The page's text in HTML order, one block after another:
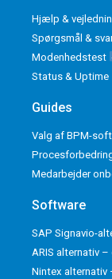
Hjælp &
Spørgsmål &
Modenhedstest
Status & Uptime
Guides
Valg af BPM-
Medarbejder
Software
SAP Signavio-
ARIS alternativ –
Nintex alternativ